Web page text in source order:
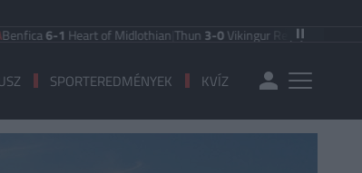
6-1Heart of Midlothian|Thun3-0Vikingur Reykjavik PAOK Saloniki
SPORTEREDMÉNYEK KVÍZ